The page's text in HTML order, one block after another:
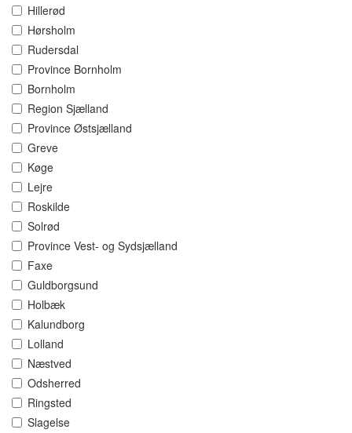
Hillerød
Hørsholm
Rudersdal
Province Bornholm
Bornholm
Region Sjælland
Province Østsjælland
Greve
Køge
Lejre
Roskilde
Solrød
Province Vest- og Sydsjælland
Faxe
Guldborgsund
Holbæk
Kalundborg
Lolland
Næstved
Odsherred
Ringsted
Slagelse